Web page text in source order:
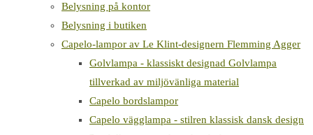
Belysning på kontor
Belysning i butiken
Capelo-lampor av Le Klint-designern Flemming Agger
Golvlampa - klassiskt designad Golvlampa
tillverkad av miljövänliga material
Capelo bordslampor
Capelo vägglampa - stilren klassisk dansk design